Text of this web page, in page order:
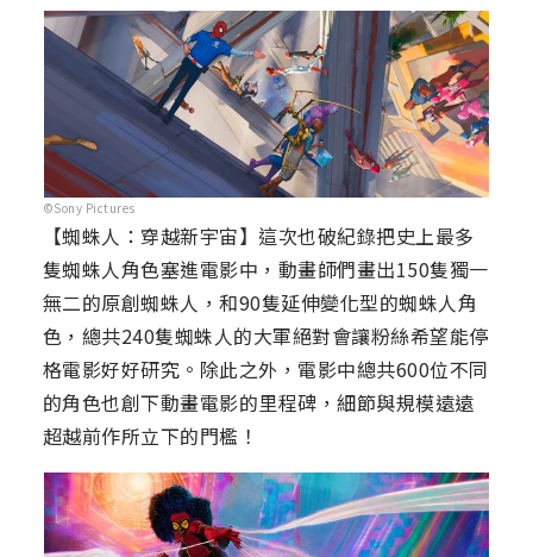
©Sony Pictures
【蜘蛛人：穿越新宇宙】這次也破紀錄把史上最多
隻蜘蛛人角色塞進電影中，動畫師們畫出150隻獨一
無二的原創蜘蛛人，和90隻延伸變化型的蜘蛛人角
色，總共240隻蜘蛛人的大軍絕對會讓粉絲希望能停
格電影好好研究。除此之外，電影中總共600位不同
的角色也創下動畫電影的里程碑，細節與規模遠遠
超越前作所立下的門檻！